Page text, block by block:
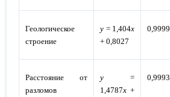
Геологическое
строение
y = 1,404x
+ 0,8027
0,9999
Расстояние от
разломов
y =
1,4787x +
0,9993